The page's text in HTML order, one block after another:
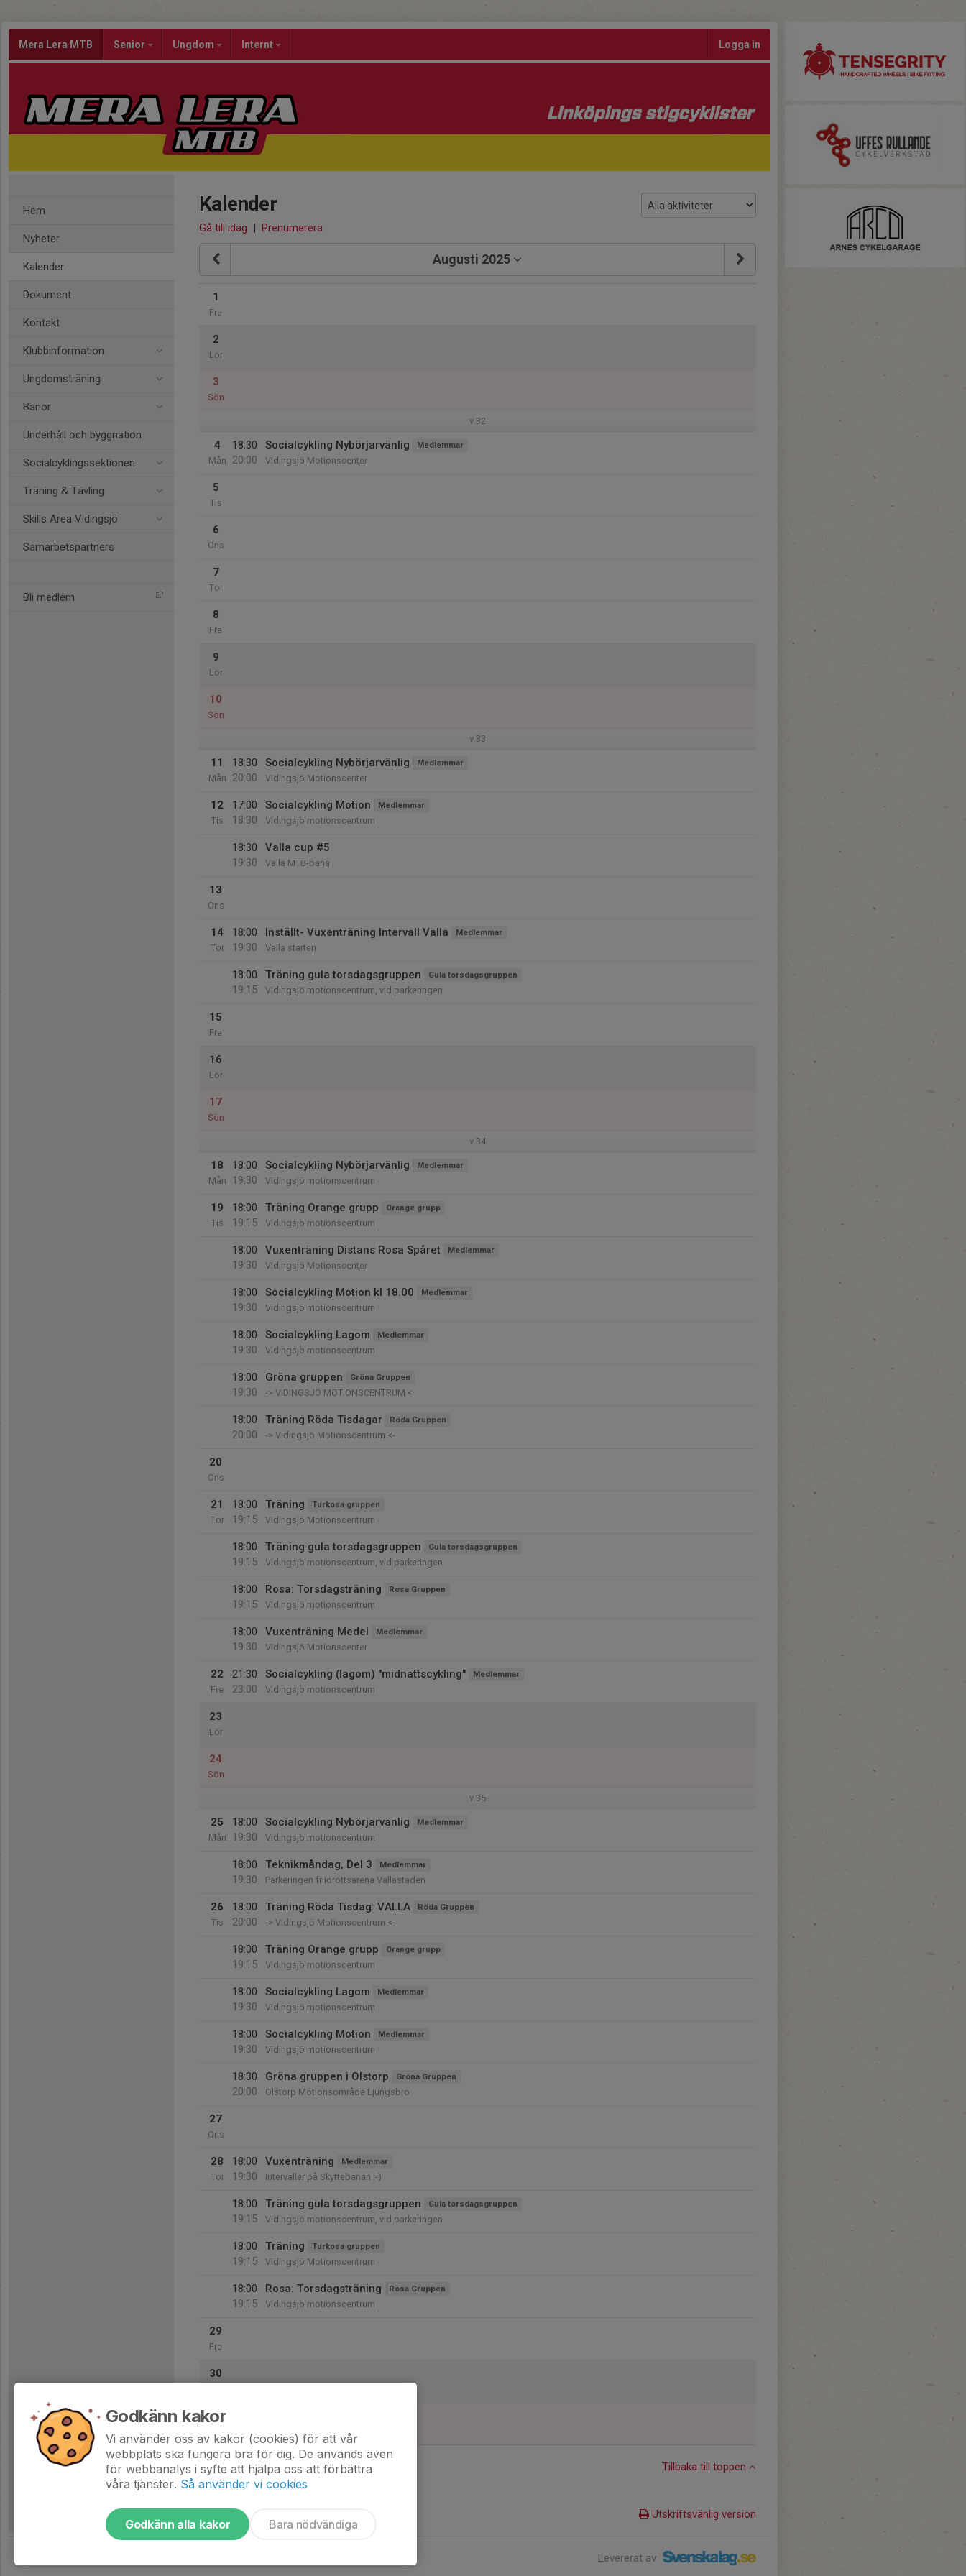
Mera Lera MTB Senior Ungdom Internt Logga in
Linköpings stigcyklister
Hem
Nyheter
Kalender
Dokument
Kontakt
Klubbinformation
Ungdomsträning
Banor
Underhåll och byggnation
Socialcyklingssektionen
Träning & Tävling
Skills Area Vidingsjö
Samarbetspartners
Bli medlem
Kalender
Gå till idag | Prenumerera
Augusti 2025
1
Fre
2
Lör
3
Sön
v.32
4
Mån
18:30
20:00
Socialcykling Nybörjarvänlig Medlemmar
Vidingsjö Motionscenter
5
Tis
6
Ons
7
Tor
8
Fre
9
Lör
10
Sön
v.33
11
Mån
18:30
20:00
Socialcykling Nybörjarvänlig Medlemmar
Vidingsjö Motionscenter
12
Tis
17:00
18:30
Socialcykling Motion Medlemmar
Vidingsjö motionscentrum
18:30
19:30
Valla cup #5
Valla MTB-bana
13
Ons
14
Tor
18:00
19:30
Inställt- Vuxenträning Intervall Valla Medlemmar
Valla starten
18:00
19:15
Träning gula torsdagsgruppen Gula torsdagsgruppen
Vidingsjö motionscentrum, vid parkeringen
15
Fre
16
Lör
17
Sön
v.34
18
Mån
18:00
19:30
Socialcykling Nybörjarvänlig Medlemmar
Vidingsjö motionscentrum
19
Tis
18:00
19:15
Träning Orange grupp Orange grupp
Vidingsjö motionscentrum
18:00
19:30
Vuxenträning Distans Rosa Spåret Medlemmar
Vidingsjö Motionscenter
18:00
19:30
Socialcykling Motion kl 18.00 Medlemmar
Vidingsjö motionscentrum
18:00
19:30
Socialcykling Lagom Medlemmar
Vidingsjö motionscentrum
18:00
19:30
Gröna gruppen Gröna Gruppen
-> VIDINGSJÖ MOTIONSCENTRUM <
18:00
20:00
Träning Röda Tisdagar Röda Gruppen
-> Vidingsjö Motionscentrum <-
20
Ons
21
Tor
18:00
19:15
Träning Turkosa gruppen
Vidingsjö Motionscentrum
18:00
19:15
Träning gula torsdagsgruppen Gula torsdagsgruppen
Vidingsjö motionscentrum, vid parkeringen
18:00
19:15
Rosa: Torsdagsträning Rosa Gruppen
Vidingsjö motionscentrum
18:00
19:30
Vuxenträning Medel Medlemmar
Vidingsjö Motionscenter
22
Fre
21:30
23:00
Socialcykling (lagom) "midnattscykling" Medlemmar
Vidingsjö motionscentrum
23
Lör
24
Sön
v.35
25
Mån
18:00
19:30
Socialcykling Nybörjarvänlig Medlemmar
Vidingsjö motionscentrum
18:00
19:30
Teknikmåndag, Del 3 Medlemmar
Parkeringen friidrottsarena Vallastaden
26
Tis
18:00
20:00
Träning Röda Tisdag: VALLA Röda Gruppen
-> Vidingsjö Motionscentrum <-
18:00
19:15
Träning Orange grupp Orange grupp
Vidingsjö motionscentrum
18:00
19:30
Socialcykling Lagom Medlemmar
Vidingsjö motionscentrum
18:00
19:30
Socialcykling Motion Medlemmar
Vidingsjö motionscentrum
18:30
20:00
Gröna gruppen i Olstorp Gröna Gruppen
Olstorp Motionsområde Ljungsbro
27
Ons
28
Tor
18:00
19:30
Vuxenträning Medlemmar
Intervaller på Skyttebanan :-)
18:00
19:15
Träning gula torsdagsgruppen Gula torsdagsgruppen
Vidingsjö motionscentrum, vid parkeringen
18:00
19:15
Träning Turkosa gruppen
Vidingsjö Motionscentrum
18:00
19:15
Rosa: Torsdagsträning Rosa Gruppen
Vidingsjö motionscentrum
29
Fre
30
31
Tillbaka till toppen
Utskriftsvänlig version
Levererat av
Godkänn kakor
Vi använder oss av kakor (cookies) för att vår
webbplats ska fungera bra för dig. De används även
för webbanalys i syfte att hjälpa oss att förbättra
våra tjänster. Så använder vi cookies
Godkänn alla kakor Bara nödvändiga